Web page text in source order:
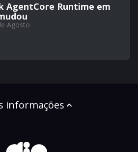
AgentCore Runtime em
Agosto
informações